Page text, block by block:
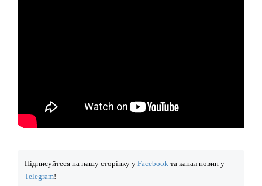
Підписуйтеся на нашу сторінку у Facebook та канал новин у
Telegram!